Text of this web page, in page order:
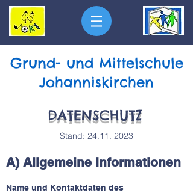
Grund- und Mittelschule
Johanniskirchen
DATENSCHUTZ
Stand: 24.11. 2023
A) Allgemeine Informationen
Name und Kontaktdaten des